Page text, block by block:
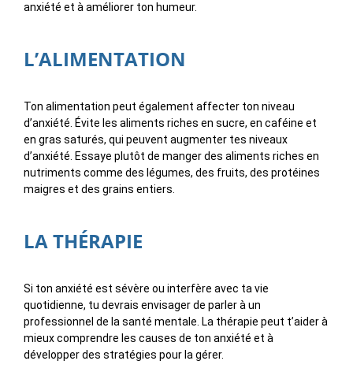
anxiété et à améliorer ton humeur.
L’ALIMENTATION
Ton alimentation peut également affecter ton niveau
d’anxiété. Évite les aliments riches en sucre, en caféine et
en gras saturés, qui peuvent augmenter tes niveaux
d’anxiété. Essaye plutôt de manger des aliments riches en
nutriments comme des légumes, des fruits, des protéines
maigres et des grains entiers.
LA THÉRAPIE
Si ton anxiété est sévère ou interfère avec ta vie
quotidienne, tu devrais envisager de parler à un
professionnel de la santé mentale. La thérapie peut t’aider à
mieux comprendre les causes de ton anxiété et à
développer des stratégies pour la gérer.